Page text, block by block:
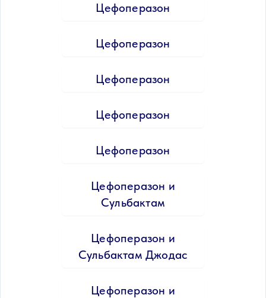
Цефоперазон
Цефоперазон
Цефоперазон
Цефоперазон
Цефоперазон
Цефоперазон и
Сульбактам
Цефоперазон и
Сульбактам Джодас
Цефоперазон и